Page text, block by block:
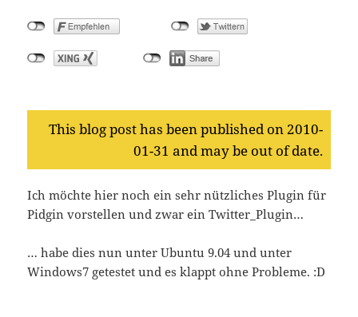
This blog post has been published on 2010-
01-31 and may be out of date.
Ich möchte hier noch ein sehr nützliches Plugin für
Pidgin vorstellen und zwar ein Twitter_Plugin…
… habe dies nun unter Ubuntu 9.04 und unter
Windows7 getestet und es klappt ohne Probleme. :D